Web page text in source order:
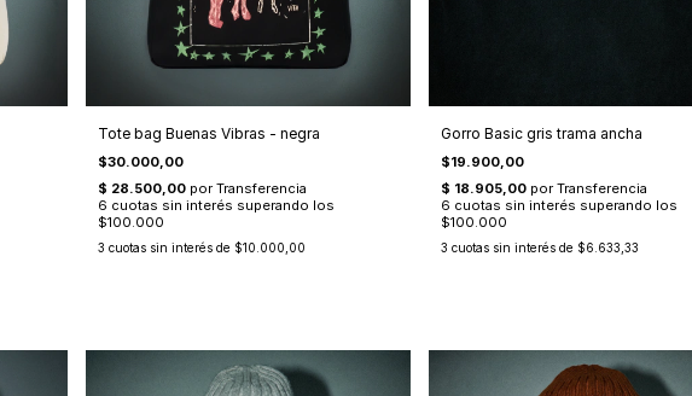
Tote bag Buenas Vibras - negra
$30.000,00
3 cuotas sin interés de $10.000,00
Gorro Basic gris trama ancha
$19.900,00
3 cuotas sin interés de $6.633,33